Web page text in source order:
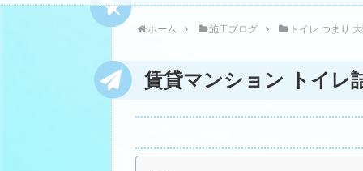
ホーム 施工ブログ トイレ つまり
賃貸マンション トイレ